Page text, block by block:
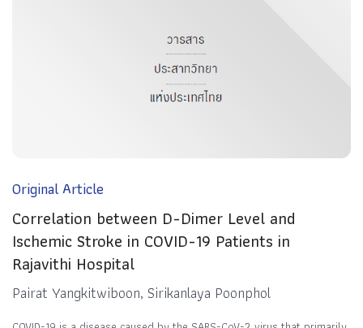
Original Article
Correlation between D-Dimer Level and
Ischemic Stroke in COVID-19 Patients in
Rajavithi Hospital
Pairat Yangkitwiboon, Sirikanlaya Poonphol